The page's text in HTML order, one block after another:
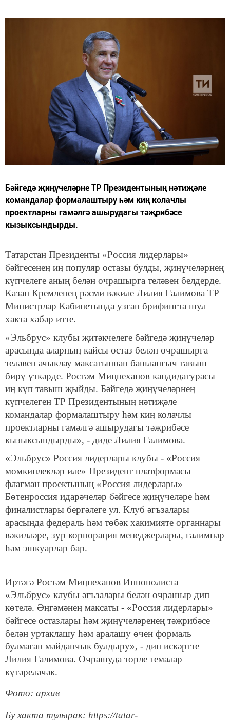
Бәйгедә җиңүчеләрне ТР Президентының нәтиҗәле
командалар формалаштыру һәм киң колачлы
проектларны гамәлгә ашырудагы тәҗрибәсе
кызыксындырды.
Татарстан Президенты «Россия лидерлары»
бәйгесенең иң популяр остазы булды, җиңүчеләрнең
күпчелеге аның белән очрашырга теләвен белдерде.
Казан Кремленең рәсми вәкиле Лилия Галимова ТР
Министрлар Кабинетында узган брифингта шул
хакта хәбәр итте.
«Эльбрус» клубы җитәкчелеге бәйгедә җиңүчеләр
арасында аларның кайсы остаз белән очрашырга
теләвен ачыклау максатыннан башлангыч тавыш
бирү үткәрде. Рөстәм Миңнеханов кандидатурасы
иң күп тавыш җыйды. Бәйгедә җиңүчеләрнең
күпчелеген ТР Президентының нәтиҗәле
командалар формалаштыру һәм киң колачлы
проектларны гамәлгә ашырудагы тәҗрибәсе
кызыксындырды», - диде Лилия Галимова.
«Эльбрус» Россия лидерлары клубы - «Россия –
мөмкинлекләр иле» Президент платформасы
флагман проектының «Россия лидерлары»
Бөтенроссия идарәчеләр бәйгесе җиңүчеләре һәм
финалистлары бергәлеге ул. Клуб әгъзалары
арасында федераль һәм төбәк хакимияте органнары
вәкилләре, зур корпорация менеджерлары, галимнәр
һәм эшкуарлар бар.
Иртәгә Рөстәм Миңнеханов Иннополиста
«Эльбрус» клубы әгъзалары белән очрашыр дип
көтелә. Әңгәмәнең максаты - «Россия лидерлары»
бәйгесе остазлары һәм җиңүчеләренең тәҗрибәсе
белән уртаклашу һәм аралашу өчен формаль
булмаган мәйданчык булдыру», - дип искәртте
Лилия Галимова. Очрашуда төрле темалар
күтәреләчәк.
Фото: архив
Бу хакта тулырак: https://tatar-